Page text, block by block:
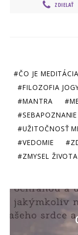
ZDIELAŤ
ČO JE
FILOZOFIA
MANTRA
SEBAPOZNANIE
UŽITOČNOSŤ
VEDOMIE
ZMYSEL ŽIVOTA